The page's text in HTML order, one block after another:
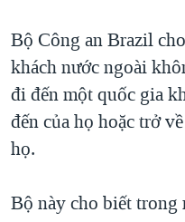
Bộ Công an Brazil
khách nước ngoài
đi đến một quốc gia
đến của họ hoặc trở
họ.
Bộ này cho biết